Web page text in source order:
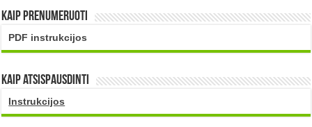
Kaip prenumeruoti
PDF instrukcijos
Kaip atsispausdinti
Instrukcijos